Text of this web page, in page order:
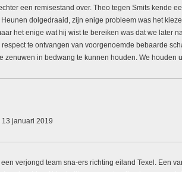
een remisestand over. Theo tegen Smits kende
dolgedraaid, zijn enige probleem was het
het enige wat hij wist te bereiken was dat we later
te ontvangen van voorgenoemde bebaarde
zenuwen in bedwang te kunnen houden. We houden
januari 2019
verjongd team sna-ers richting eiland Texel. Een